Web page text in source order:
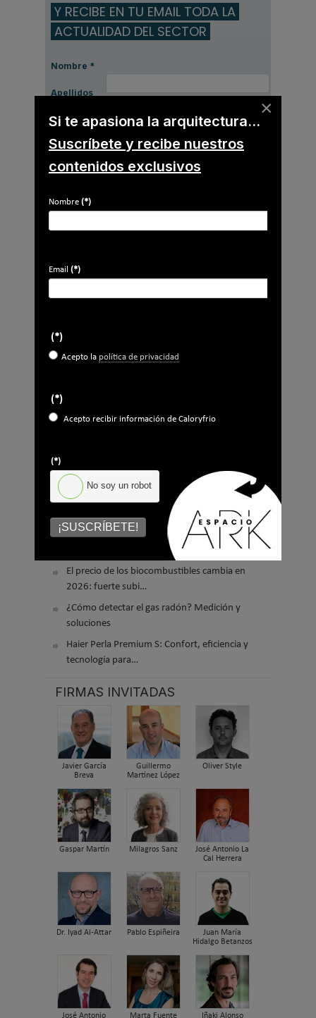
Y RECIBE EN TU EMAIL TODA LA
ACTUALIDAD DEL SECTOR
Nombre *
Apellidos
Email *
Ocupación *
*
*
LO MÁS VISTO
El precio del pellet vuelve a subir…
Recuperadores de calor: qué son, cómo
funcionan y cuándo son…
Consejos para ahorrar con el aire
El precio de los biocombustibles cambia en
2026: fuerte subi…
¿Cómo detectar el gas radón? Medición y
soluciones
Haier Perla Premium S: Confort, eficiencia y
tecnología para…
FIRMAS INVITADAS
Javier García
Breva
Guillermo
Martínez López
Oliver Style
Gaspar Martín Milagros Sanz
José Antonio La
Cal Herrera
Dr. Iyad Al-Attar Pablo Espiñeira
Juan María
Hidalgo Betanzos
José Antonio Marta Fuente Iñaki Alonso
×
Si te apasiona la arquitectura...
Suscríbete y recibe nuestros
contenidos exclusivos
Nombre (*)
Email (*)
(*)
Acepto la política de privacidad
(*)
Acepto recibir información de Caloryfrio
(*)
No soy un robot
¡SUSCRÍBETE!